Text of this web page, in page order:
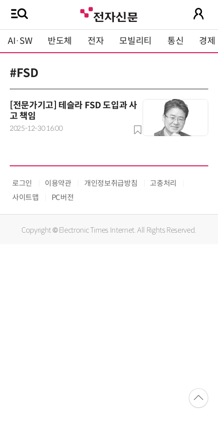
AI·SW 반도체 전자 모빌리티 통신 경제
#FSD
[전문가기고] 테슬라 FSD 도입과 사
고 책임
2025-12-30 16:00
로그인 이용약관 개인정보취급방침
고충처리
사이트맵
PC버전
Copyright © Electronic Times Internet. All Rights Reserved.